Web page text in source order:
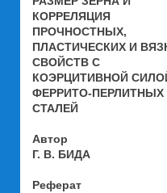
КОРРЕЛЯЦИЯ
ПРОЧНОСТНЫХ,
ПЛАСТИЧЕСКИХ И
СВОЙСТВ С
КОЭРЦИТИВНОЙ
ФЕРРИТО-ПЕРЛИТНЫХ
СТАЛЕЙ
Автор
Г. В. БИДА
Реферат